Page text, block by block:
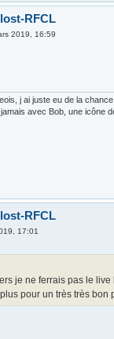
RFCL
2019, 16:59
j ai juste eu de la chance.
avec Bob, une icône
RFCL
17:01
je ne ferrais pas le
pour un très très